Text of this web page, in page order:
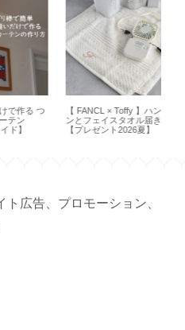
【 FANCL × Toffy 】ハンディファ
ンとフェイスタオル届きました
【プレゼント2026夏】
広告、プロモーション、